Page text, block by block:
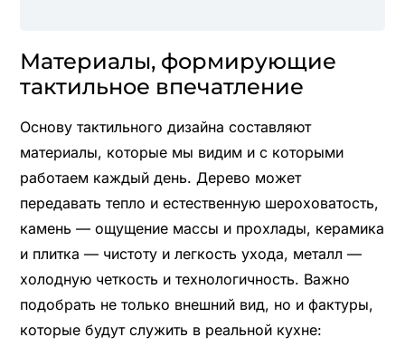
Материалы, формирующие
тактильное впечатление
Основу тактильного дизайна составляют
материалы, которые мы видим и с которыми
работаем каждый день. Дерево может
передавать тепло и естественную шероховатость,
камень — ощущение массы и прохлады, керамика
и плитка — чистоту и легкость ухода, металл —
холодную четкость и технологичность. Важно
подобрать не только внешний вид, но и фактуры,
которые будут служить в реальной кухне: